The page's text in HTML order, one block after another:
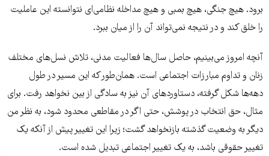
برود. هیچ جنگی، هیچ بمبی و هیچ مداخله نظامی‌ای نتوانسته این عاملیت
را خلق کند و در نتیجه نمی‌تواند آن را از میان ببرد.
آنچه امروز می‌بینیم، حاصل سال‌ها فعالیت مدنی، تلاش نسل‌های مختلف
زنان و تداوم مبارزات اجتماعی است. همان‌طور که این مسیر در طول
دهه‌ها شکل گرفته، دستاوردهای آن نیز به سادگی از بین نخواهد رفت. برای
مثال، حق انتخاب در پوشش، حتی اگر در مقاطعی محدود شود، به نظر من
دیگر به وضعیت گذشته بازنخواهد گشت؛ زیرا این تغییر پیش از آنکه یک
تغییر حقوقی باشد، به یک تغییر اجتماعی تبدیل شده است.